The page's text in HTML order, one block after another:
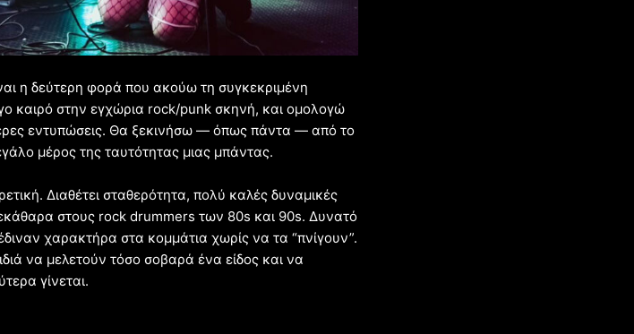
η δεύτερη φορά που ακούω τη συγκεκριμένη
καιρό στην εγχώρια rock/punk σκηνή, και ομολογώ
εντυπώσεις. Θα ξεκινήσω — όπως πάντα — από το
μέρος της ταυτότητας μιας μπάντας.
Διαθέτει σταθερότητα, πολύ καλές δυναμικές
στους rock drummers των 80s και 90s. Δυνατό
χαρακτήρα στα κομμάτια χωρίς να τα “πνίγουν”.
να μελετούν τόσο σοβαρά ένα είδος και να
γίνεται.